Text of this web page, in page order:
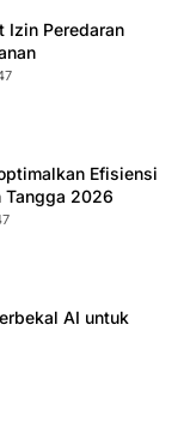
Izin Peredaran
Efisiensi
Tangga 2026
AI untuk